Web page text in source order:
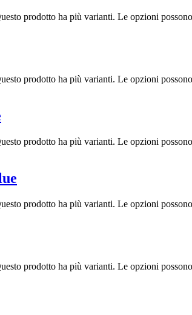
prodotto ha più varianti. Le opzioni
prodotto ha più varianti. Le opzioni
prodotto ha più varianti. Le opzioni
prodotto ha più varianti. Le opzioni
prodotto ha più varianti. Le opzioni